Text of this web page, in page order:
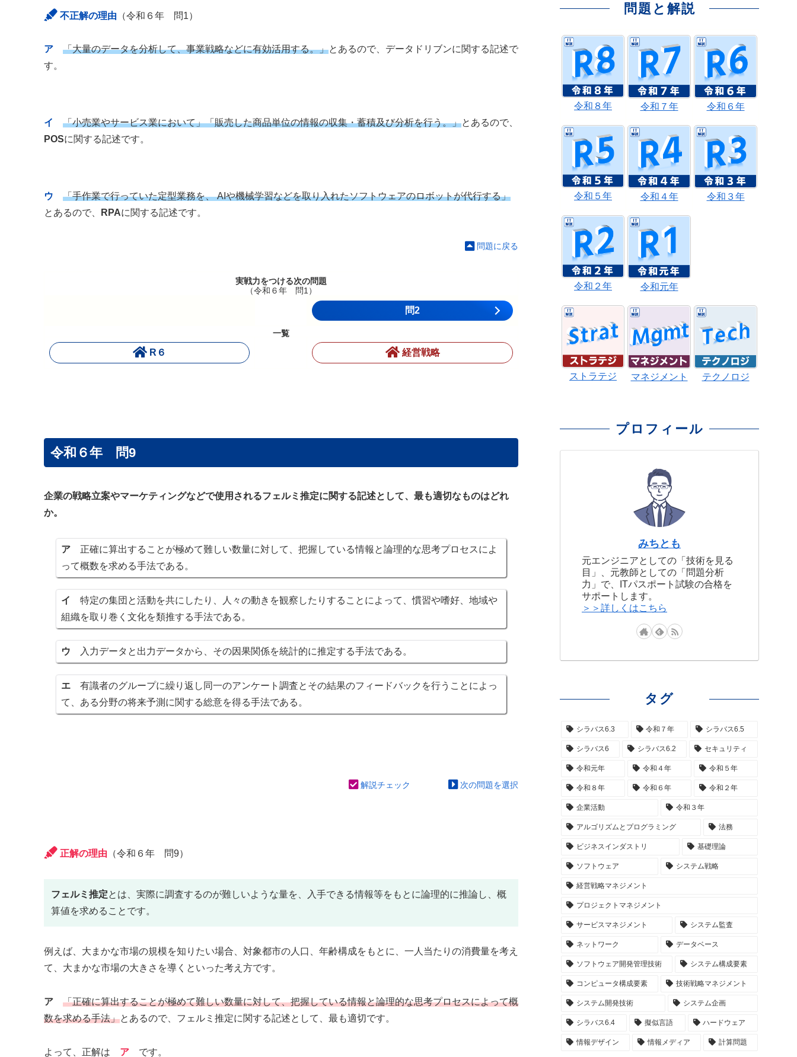
不正解の理由 （令和６年 問1）
ア 「大量のデータを分析して、事業戦略などに有効活用する。」とあるので、データドリブンに関する記述で
す。
イ 「小売業やサービス業において」「販売した商品単位の情報の収集・蓄積及び分析を行う。」とあるので、
POSに関する記述です。
ウ
「手作業で行っていた定型業務を、 AIや機械学習などを取り入れたソフトウェアのロボットが代行する」
とあるので、
RPAに関する記述です。
問題に戻る
実戦力をつける次の問題
（令和６年 問1）
問2
一覧
R６ 経営戦略
令和６年 問9
企業の戦略立案やマーケティングなどで使用されるフェルミ推定に関する記述として、最も適切なものはどれ
か。
ア 正確に算出することが極めて難しい数量に対して、把握している情報と論理的な思考プロセスによ
って概数を求める手法である。
イ
特定の集団と活動を共にしたり、人々の動きを観察したりすることによって、慣習や嗜好、地域や
組織を取り巻く文化を類推する手法である。
ウ 入力データと出力データから、その因果関係を統計的に推定する手法である。
エ 有識者のグループに繰り返し同一のアンケート調査とその結果のフィードバックを行うことによっ
て、ある分野の将来予測に関する総意を得る手法である。
解説チェック 次の問題を選択
正解の理由 （令和６年 問9）
フェルミ推定とは、実際に調査するのが難しいような量を、入手できる情報等をもとに論理的に推論し、概
算値を求めることです。
例えば、大まかな市場の規模を知りたい場合、対象都市の人口、年齢構成をもとに、一人当たりの消費量を考え
て、大まかな市場の大きさを導くといった考え方です。
ア
「正確に算出することが極めて難しい数量に対して、把握している情報と論理的な思考プロセスによって概
数を求める手法」とあるので、フェルミ推定に関する記述として、最も適切です。
よって、正解は ア です。
問題と解説
令和８年 令和７年 令和６年
令和５年 令和４年 令和３年
令和２年 令和元年
ストラテジ マネジメント テクノロジ
プロフィール
みちとも
元エンジニアとしての「技術を見る
目」、元教師としての「問題分析
力」で、ITパスポート試験の合格を
サポートします。
＞＞詳しくはこちら
タグ
シラバス6.3 令和７年 シラバス6.5
シラバス6 シラバス6.2 セキュリティ
令和元年 令和４年 令和５年
令和８年 令和６年 令和２年
企業活動 令和３年
アルゴリズムとプログラミング 法務
ビジネスインダストリ 基礎理論
ソフトウェア システム戦略
経営戦略マネジメント
プロジェクトマネジメント
サービスマネジメント システム監査
ネットワーク データベース
ソフトウェア開発管理技術 システム構成要素
コンピュータ構成要素 技術戦略マネジメント
システム開発技術 システム企画
シラバス6.4 擬似言語 ハードウェア
情報デザイン 情報メディア 計算問題